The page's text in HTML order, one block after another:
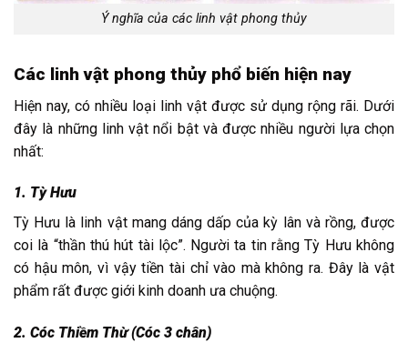
Ý nghĩa của các linh vật phong thủy
Các linh vật phong thủy phổ biến hiện nay
Hiện nay, có nhiều loại linh vật được sử dụng rộng rãi. Dưới
đây là những linh vật nổi bật và được nhiều người lựa chọn
nhất:
1. Tỳ Hưu
Tỳ Hưu là linh vật mang dáng dấp của kỳ lân và rồng, được
coi là “thần thú hút tài lộc”. Người ta tin rằng Tỳ Hưu không
có hậu môn, vì vậy tiền tài chỉ vào mà không ra. Đây là vật
phẩm rất được giới kinh doanh ưa chuộng.
2. Cóc Thiềm Thừ (Cóc 3 chân)